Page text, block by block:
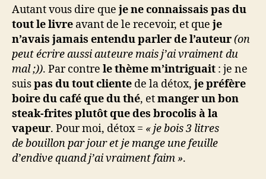
Autant vous dire que je ne connaissais pas du
tout le livre avant de le recevoir, et que je
n’avais jamais entendu parler de l’auteur(on
peut écrire aussi auteure mais j’ai vraiment du
mal ;)). Par contre le thème m’intriguait : je ne
suispas du tout cliente de la détox, je préfère
boire du café que du thé, etmanger un bon
steak-frites plutôt que des brocolis à la
vapeur. Pour moi, détox = « je bois 3 litres
de bouillon par jour et je mange une feuille
d’endive quand j’ai vraiment faim ».